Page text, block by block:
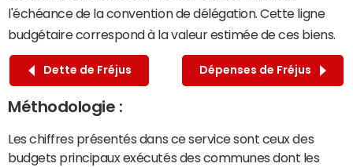
l'échéance de la convention de délégation. Cette ligne
budgétaire correspond à la valeur estimée de ces biens.
Dette de Fréjus Dépenses de Fréjus
Méthodologie :
Les chiffres présentés dans ce service sont ceux des
budgets principaux exécutés des communes dont les